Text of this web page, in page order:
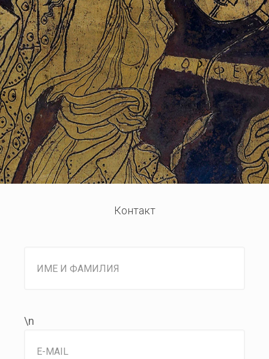
Контакт
\n